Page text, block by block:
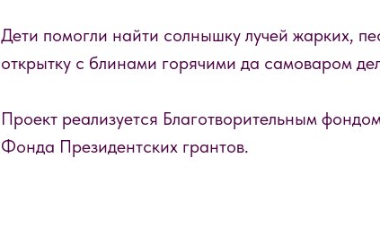
Дети помогли найти солнышку лучей жарких,
открытку с блинами горячими да самоваром
Проект реализуется Благотворительным
Фонда Президентских грантов.